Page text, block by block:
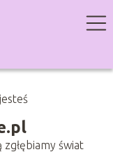
zgłębiamy świat